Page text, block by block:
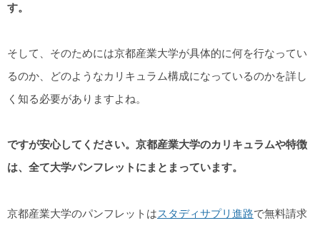
す。
そして、そのためには京都産業大学が具体的に何を行なってい
るのか、どのようなカリキュラム構成になっているのかを詳し
く知る必要がありますよね。
ですが安心してください。京都産業大学のカリキュラムや特徴
は、全て大学パンフレットにまとまっています。
京都産業大学のパンフレットはスタディサプリ進路で無料請求